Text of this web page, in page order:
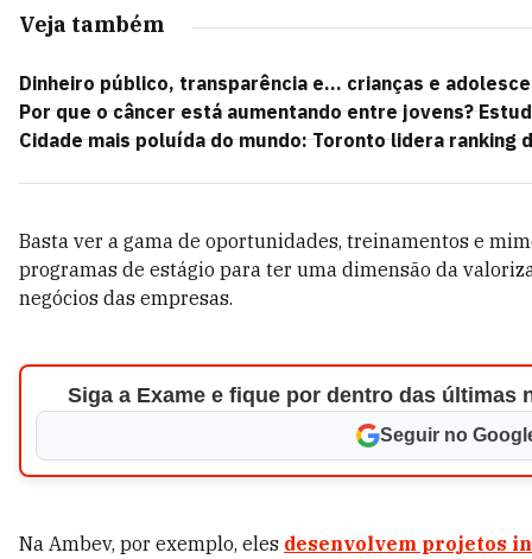
Veja também
Dinheiro público, transparência e... crianças e
Por que o câncer está aumentando entre jovens?
Cidade mais poluída do mundo: Toronto lidera ranking
Basta ver a gama de oportunidades, treinamentos e
programas de estágio para ter uma dimensão da
negócios das empresas.
Siga a Exame e fique por dentro das últimas
Seguir no
Na Ambev, por exemplo, eles desenvolvem projetos